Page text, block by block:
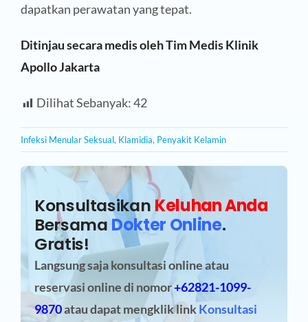
dapatkan perawatan yang tepat.
Ditinjau secara medis oleh Tim Medis Klinik
Apollo Jakarta
Dilihat Sebanyak:42
Infeksi Menular Seksual, Klamidia, Penyakit Kelamin
Konsultasikan Keluhan Anda
BersamaDokter Online.
Gratis!
Langsung saja konsultasi online atau
reservasi onlinedi nomor+62821-1099-
9870atau dapat mengklik linkKonsultasi